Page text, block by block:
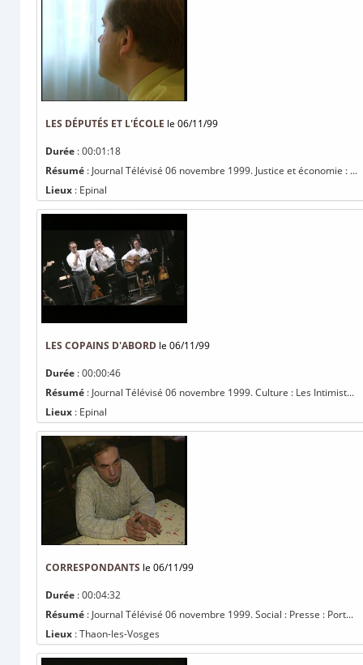
LES DÉPUTÉS ET L'ÉCOLE le 06/11/99
Durée : 00:01:18
Résumé : Journal Télévisé 06 novembre 1999. Justice et économie : ...
Lieux : Epinal
LES COPAINS D'ABORD le 06/11/99
Durée : 00:00:46
Résumé : Journal Télévisé 06 novembre 1999. Culture : Les Intimist...
Lieux : Epinal
CORRESPONDANTS le 06/11/99
Durée : 00:04:32
Résumé : Journal Télévisé 06 novembre 1999. Social : Presse : Port...
Lieux : Thaon-les-Vosges